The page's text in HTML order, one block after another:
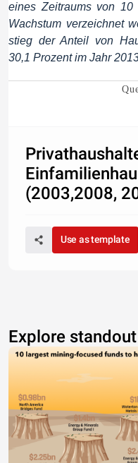
eines Zeitraums von 10
Wachstum verzeichnet
stieg der Anteil von
30,1 Prozent im Jahr
(2003,2008,
Use as template
Explore